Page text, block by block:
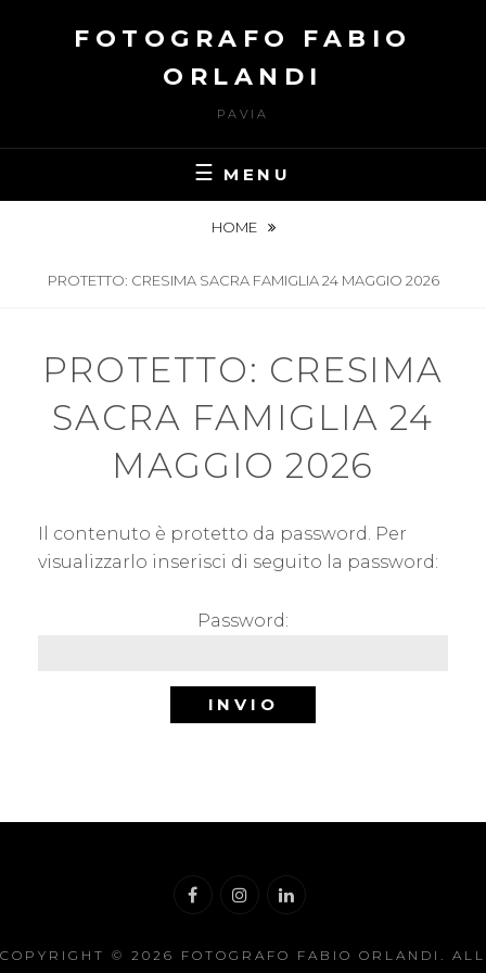
FOTOGRAFO FABIO
ORLANDI
PAVIA
MENU
HOME
PROTETTO: CRESIMA SACRA FAMIGLIA 24 MAGGIO 2026
PROTETTO: CRESIMA
SACRA FAMIGLIA 24
MAGGIO 2026
Il contenuto è protetto da password. Per
visualizzarlo inserisci di seguito la password:
Password:
COPYRIGHT © 2026 FOTOGRAFO FABIO ORLANDI . ALL